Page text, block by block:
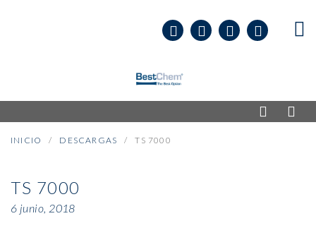
INICIO DESCARGAS TS 7000
TS 7000
6 junio, 2018